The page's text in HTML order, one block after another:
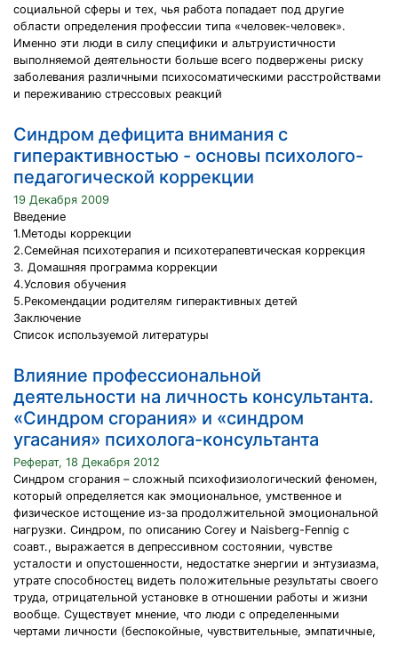
социальной сферы и тех, чья работа попадает под другие
области определения профессии типа «человек-человек».
Именно эти люди в силу специфики и альтруистичности
выполняемой деятельности больше всего подвержены риску
заболевания различными психосоматическими расстройствами
и переживанию стрессовых реакций
Синдром дефицита внимания с
гиперактивностью - основы психолого-
педагогической коррекции
19 Декабря 2009
Введение
1.Методы коррекции
2.Семейная психотерапия и психотерапевтическая коррекция
3. Домашняя программа коррекции
4.Условия обучения
5.Рекомендации родителям гиперактивных детей
Заключение
Список используемой литературы
Влияние профессиональной
деятельности на личность консультанта.
«Синдром сгорания» и «синдром
угасания» психолога-консультанта
Реферат, 18 Декабря 2012
Синдром сгорания – сложный психофизиологический феномен,
который определяется как эмоциональное, умственное и
физическое истощение из-за продолжительной эмоциональной
нагрузки. Синдром, по описанию Corey и Naisberg-Fennig с
соавт., выражается в депрессивном состоянии, чувстве
усталости и опустошенности, недостатке энергии и энтузиазма,
утрате способностец видеть положительные результаты своего
труда, отрицательной установке в отношении работы и жизни
вообще. Существует мнение, что люди с определенными
чертами личности (беспокойные, чувствительные, эмпатичные,